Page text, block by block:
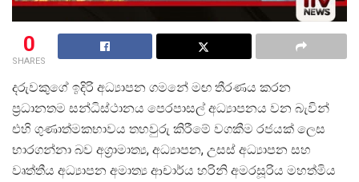
0
SHARES
දරුවකුගේ ඉදිරි අධ්යාපන ගමනේ මඟ තීරණය කරන
ප්රධානතම සන්ධිස්ථානය පෙරපාසල් අධ්යාපනය වන බැවින්
එහි ගුණාත්මකභාවය තහවුරු කිරීමේ වගකීම රජයක් ලෙස
භාරගන්නා බව අග්රාමාත්ය, අධ්යාපන, උසස් අධ්යාපන සහ
වෘත්තීය අධ්යාපන අමාත් ය ආචාර්ය හරිනි අමරසූරිය මහත්මිය